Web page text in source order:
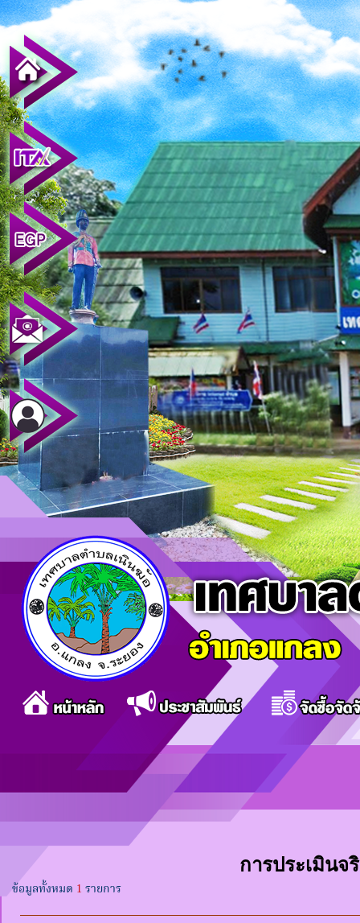
การประเมินจ
ข้อมูลทั้งหมด 1 รายการ